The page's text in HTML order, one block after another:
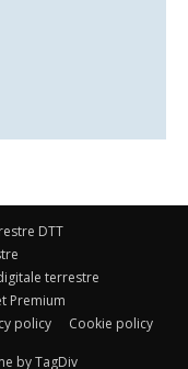
DTT
terrestre
Premium
policy Cookie policy
by TagDiv